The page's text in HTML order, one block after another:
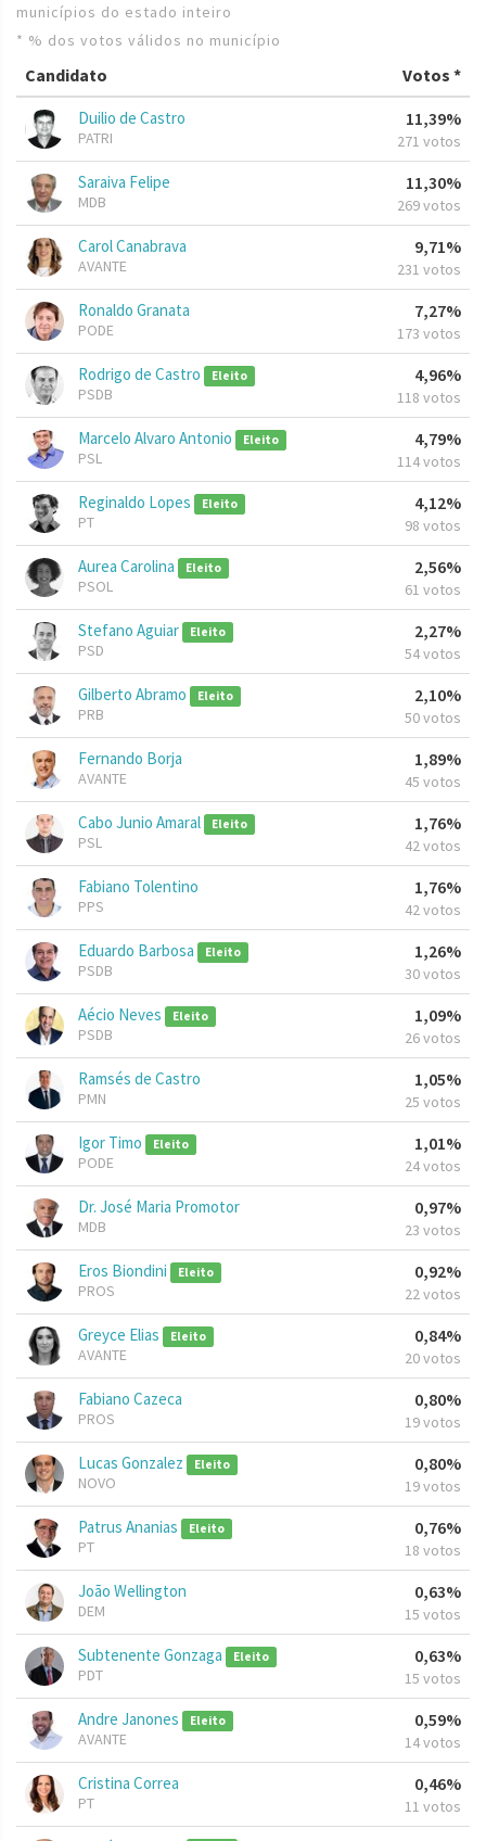
municípios do estado inteiro
* % dos votos válidos no município
Candidato Votos *
Duilio de Castro
PATRI
11,39%
271 votos
Saraiva Felipe
MDB
11,30%
269 votos
Carol Canabrava
AVANTE
9,71%
231 votos
Ronaldo Granata
PODE
7,27%
173 votos
Rodrigo de Castro Eleito
PSDB
4,96%
118 votos
Marcelo Alvaro Antonio Eleito
PSL
4,79%
114 votos
Reginaldo Lopes Eleito
PT
4,12%
98 votos
Aurea Carolina Eleito
PSOL
2,56%
61 votos
Stefano Aguiar Eleito
PSD
2,27%
54 votos
Gilberto Abramo Eleito
PRB
2,10%
50 votos
Fernando Borja
AVANTE
1,89%
45 votos
Cabo Junio Amaral Eleito
PSL
1,76%
42 votos
Fabiano Tolentino
PPS
1,76%
42 votos
Eduardo Barbosa Eleito
PSDB
1,26%
30 votos
Aécio Neves Eleito
PSDB
1,09%
26 votos
Ramsés de Castro
PMN
1,05%
25 votos
Igor Timo Eleito
PODE
1,01%
24 votos
Dr. José Maria Promotor
MDB
0,97%
23 votos
Eros Biondini Eleito
PROS
0,92%
22 votos
Greyce Elias Eleito
AVANTE
0,84%
20 votos
Fabiano Cazeca
PROS
0,80%
19 votos
Lucas Gonzalez Eleito
NOVO
0,80%
19 votos
Patrus Ananias Eleito
PT
0,76%
18 votos
João Wellington
DEM
0,63%
15 votos
Subtenente Gonzaga Eleito
PDT
0,63%
15 votos
Andre Janones Eleito
AVANTE
0,59%
14 votos
Cristina Correa
PT
0,46%
11 votos